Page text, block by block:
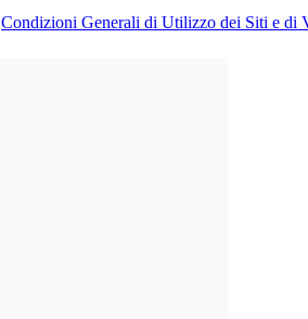
Condizioni Generali di Utilizzo dei Siti e di